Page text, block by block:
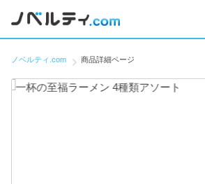
ノベルティ.com 商品詳細ページ